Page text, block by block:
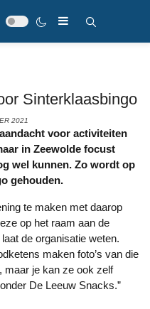
Sinterklaasbingo
2021
in Zeewolde focust
wel kunnen. Zo wordt op
gehouden.
op het raam aan de
de organisatie weten.
maken foto’s van die
maar je kan ze ook zelf
De Leeuw Snacks.”